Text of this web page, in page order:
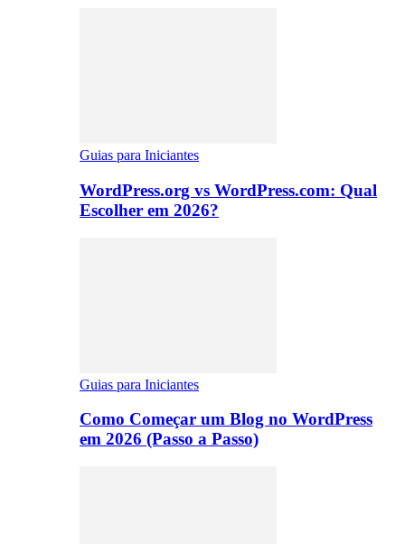
Guias para Iniciantes
WordPress.org vs WordPress.com: Qual
Escolher em 2026?
Guias para Iniciantes
Como Começar um Blog no WordPress
em 2026 (Passo a Passo)